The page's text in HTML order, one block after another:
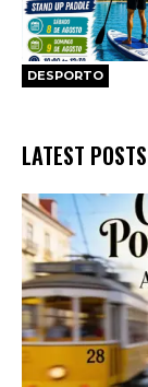
DESPORTO
LATEST POSTS